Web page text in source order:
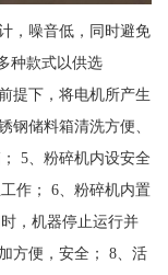
，噪音低，同时避免
种款式以供选
提下，将电机所产生
钢储料箱清洗方便、
5、粉碎机内设安全
作； 6、粉碎机内置
，机器停止运行并
方便，安全； 8、活